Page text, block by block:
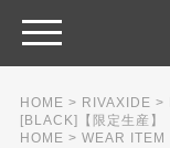
HOME > RIVAXIDE >
[BLACK]【限定生産】
HOME > WEAR ITEM